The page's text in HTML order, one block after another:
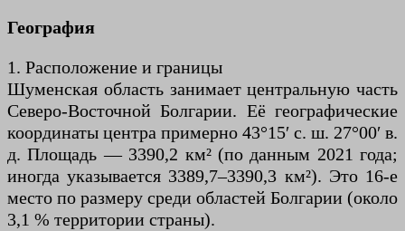
География
1. Расположение и границы
Шуменская область занимает центральную часть
Северо-Восточной Болгарии. Её географические
координаты центра примерно 43°15′ с. ш. 27°00′ в.
д. Площадь — 3390,2 км² (по данным 2021 года;
иногда указывается 3389,7–3390,3 км²). Это 16-е
место по размеру среди областей Болгарии (около
3,1 % территории страны).